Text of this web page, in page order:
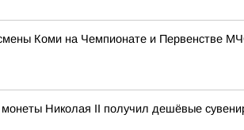
Коми на Чемпионате и Первенстве
Николая II получил дешёвые